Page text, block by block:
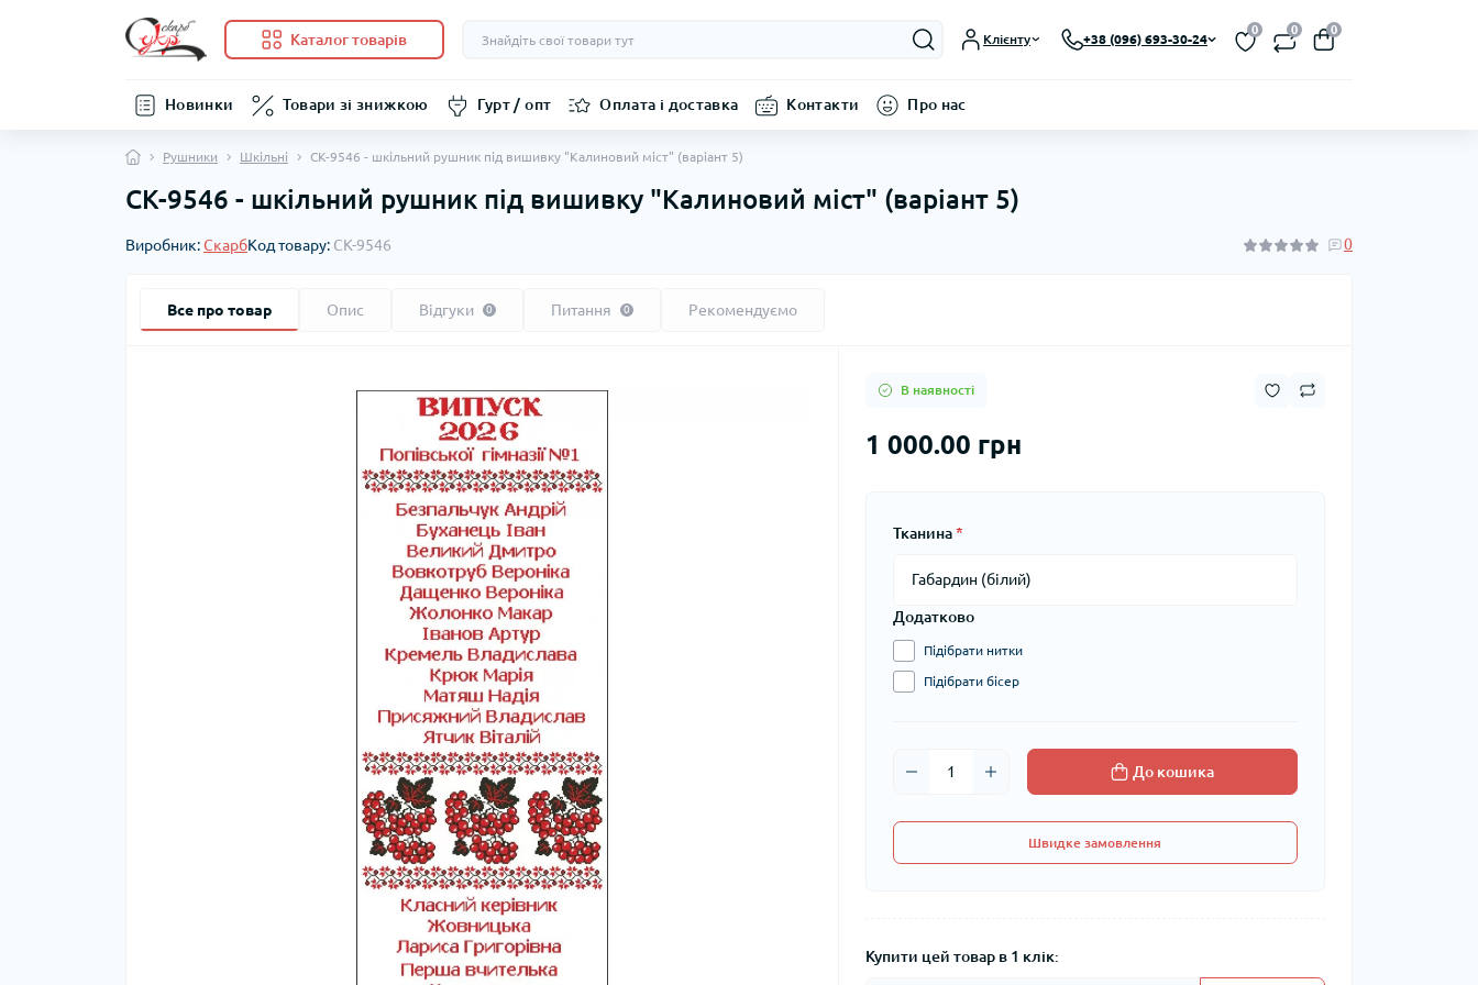
Каталог товарів Клієнту +38 (096) 693-30-24
0 0 0
Новинки Товари зі знижкою Гурт / опт Оплата і доставка Контакти Про нас
Рушники Шкільні СК-9546 - шкільний рушник під вишивку "Калиновий міст" (варіант 5)
СК-9546 - шкільний рушник під вишивку "Калиновий міст" (варіант 5)
Виробник:СкарбКод товару: СК-9546 0
Все про товар Опис Відгуки 0 Питання 0 Рекомендуємо
В наявності
1 000.00 грн
Тканина*
Додатково
Підібрати нитки
Підібрати бісер
До кошика
Швидке замовлення
Купити цей товар в 1 клік: